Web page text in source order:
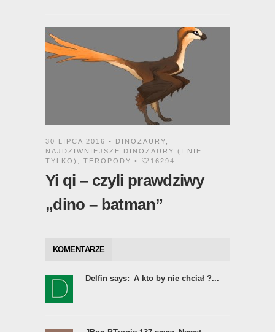
30 LIPCA 2016 • DINOZAURY
NAJDZIWNIEJSZE DINOZAURY (I NIE
TYLKO)
TEROPODY • 16294
Yi qi – czyli prawdziwy
„dino – batman”
KOMENTARZE
Delfin says: A kto by nie chciał ?...